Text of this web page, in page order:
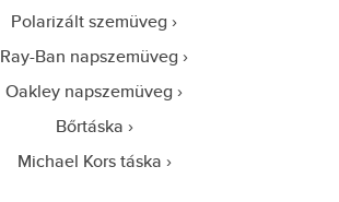
Polarizált szemüveg
Ray-Ban napszemüveg
Oakley napszemüveg
Bőrtáska
Michael Kors táska